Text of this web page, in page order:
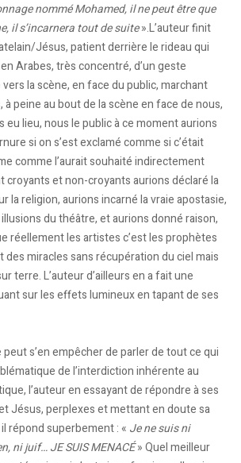
nommé Mohamed, il ne peut être que
il s’incarnera tout de suite».L’auteur finit
Jésus, patient derrière le rideau qui
Arabes, très concentré, d’un geste
la scène, en face du public, marchant
à peine au bout de la scène en face de nous,
eu lieu, nous le public à ce moment aurions
si on s’est exclamé comme si c’était
comme l’aurait souhaité indirectement
croyants et non-croyants aurions déclaré la
la religion, aurions incarné la vraie apostasie,
du théâtre, et aurions donné raison,
réellement les artistes c’est les prophètes
des miracles sans récupération du ciel mais
terre. L’auteur d’ailleurs en a fait une
sur les effets lumineux en tapant de ses
s’en empêcher de parler de tout ce qui
de l’interdiction inhérente au
l’auteur en essayant de répondre à ses
Jésus, perplexes et mettant en doute sa
répond superbement : « Je ne suis ni
ni juif… JE SUIS MENACÉ» Quel meilleur